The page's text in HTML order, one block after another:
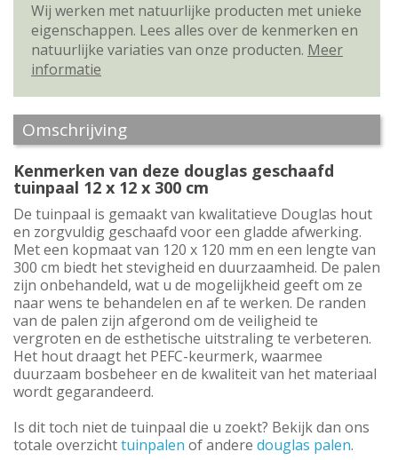
Wij werken met natuurlijke producten met unieke
eigenschappen. Lees alles over de kenmerken en
natuurlijke variaties van onze producten. Meer
informatie
Omschrijving
Kenmerken van deze douglas geschaafd
tuinpaal 12 x 12 x 300 cm
De tuinpaal is gemaakt van kwalitatieve Douglas hout
en zorgvuldig geschaafd voor een gladde afwerking.
Met een kopmaat van 120 x 120 mm en een lengte van
300 cm biedt het stevigheid en duurzaamheid. De palen
zijn onbehandeld, wat u de mogelijkheid geeft om ze
naar wens te behandelen en af te werken. De randen
van de palen zijn afgerond om de veiligheid te
vergroten en de esthetische uitstraling te verbeteren.
Het hout draagt het PEFC-keurmerk, waarmee
duurzaam bosbeheer en de kwaliteit van het materiaal
wordt gegarandeerd.
Is dit toch niet de tuinpaal die u zoekt? Bekijk dan ons
totale overzichttuinpalen of andere douglas palen.